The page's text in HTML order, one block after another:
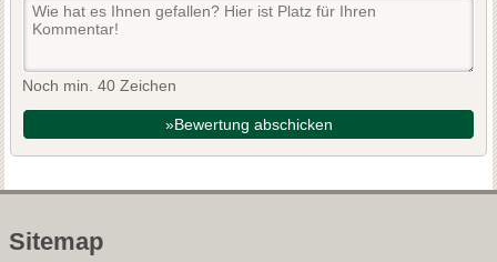
Noch min. 40 Zeichen
»Bewertung abschicken
Sitemap